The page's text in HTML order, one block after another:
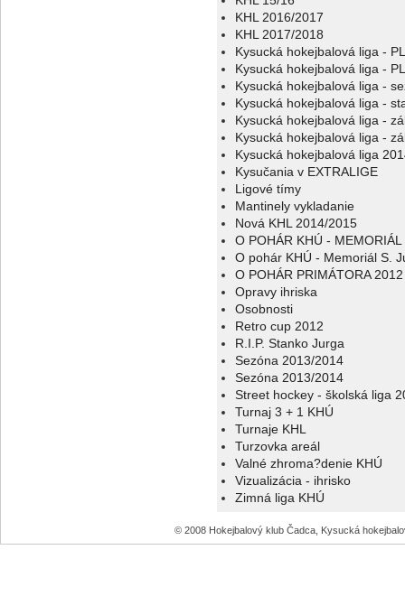
KHL 2016/2017
KHL 2017/2018
Kysucká hokejbalová liga -
Kysucká hokejbalová liga -
Kysucká hokejbalová liga -
Kysucká hokejbalová liga -
Kysucká hokejbalová liga -
Kysucká hokejbalová liga -
Kysucká hokejbalová liga
Kysučania v EXTRALIGE
Ligové tímy
Mantinely vykladanie
Nová KHL 2014/2015
O POHÁR KHÚ - MEMORIÁL
O pohár KHÚ - Memoriál S.
O POHÁR PRIMÁTORA 2012
Opravy ihriska
Osobnosti
Retro cup 2012
R.I.P. Stanko Jurga
Sezóna 2013/2014
Sezóna 2013/2014
Street hockey - školská liga
Turnaj 3 + 1 KHÚ
Turnaje KHL
Turzovka areál
Valné zhroma?denie KHÚ
Vizualizácia - ihrisko
Zimná liga KHÚ
© 2008 Hokejbalový klub Čadca, Kysucká